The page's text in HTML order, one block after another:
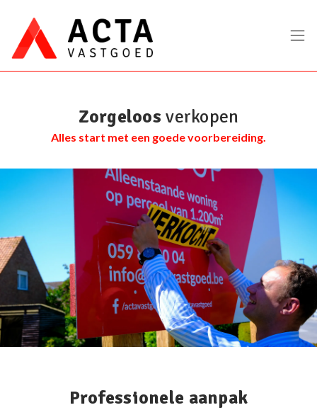
Zorgeloosverkopen
Alles start met een goede voorbereiding.
Professionele aanpak